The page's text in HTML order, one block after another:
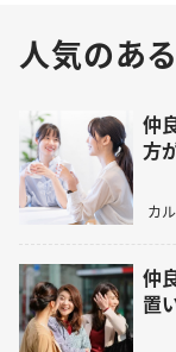
人気のあ
仲
方
カ
仲
置